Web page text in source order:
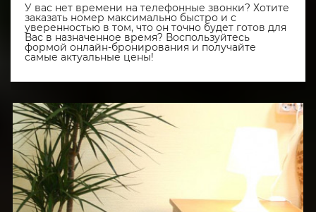
У вас нет времени на телефонные звонки? Хотите
заказать номер максимально быстро и с
уверенностью в том, что он точно будет готов для
Вас в назначенное время? Воспользуйтесь
формой онлайн-бронирования и получайте
самые актуальные цены!